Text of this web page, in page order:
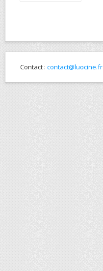
Contact : contact@luocine.fr